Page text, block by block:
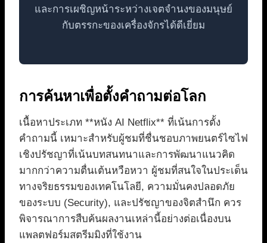
และการเผชิญหน้าระหว่างเจตจำนงของมนุษย์
กับตรรกะของเครื่องจักรได้ดีเยี่ยม
การค้นหาเพื่อตั้งคำถามต่อโลก
เนื้อหาประเภท **หนัง AI Netflix** ที่เน้นการตั้ง
คำถามนี้ เหมาะสำหรับผู้ชมที่ชื่นชอบภาพยนตร์ไซไฟ
เชิงปรัชญาที่เน้นบทสนทนาและการพัฒนาแนวคิด
มากกว่าความตื่นเต้นหวือหวา ผู้ชมที่สนใจในประเด็น
ทางจริยธรรมของเทคโนโลยี, ความมั่นคงปลอดภัย
ของระบบ (Security), และปรัชญาของจิตสำนึก ควร
พิจารณาการสืบค้นผลงานเหล่านี้อย่างต่อเนื่องบน
แพลตฟอร์มสตรีมมิงที่ใช้งาน